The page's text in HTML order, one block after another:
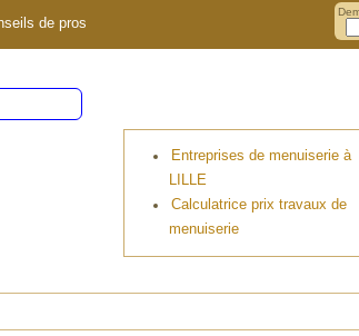
de pros
Entreprises de menuiserie à
LILLE
Calculatrice prix travaux de
menuiserie